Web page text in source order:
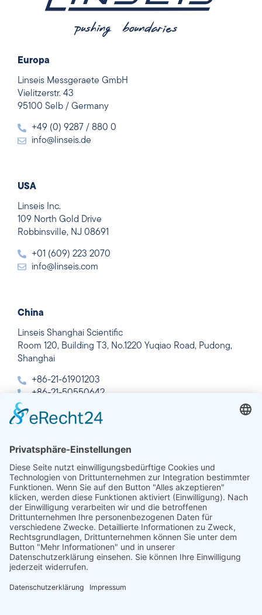
Europa
Linseis Messgeraete GmbH
Vielitzerstr. 43
95100 Selb / Germany
+49 (0) 9287 / 880 0
info@linseis.de
USA
Linseis Inc.
109 North Gold Drive
Robbinsville, NJ 08691
+01 (609) 223 2070
info@linseis.com
China
Linseis Shanghai Scientific
Room 120, Building T3, No.1220 Yuqiao Road, Pudong,
Shanghai
+86-21-61901203
+86-21-50550642
Indien
Linseis Thermal Analysis India Pvt. Ltd.
Plot 65, 2nd Floor, Sai Enclave,
Sector 23, Dwarka, 110077 New Delhi
+91-11-42883851
sales@linseis.in